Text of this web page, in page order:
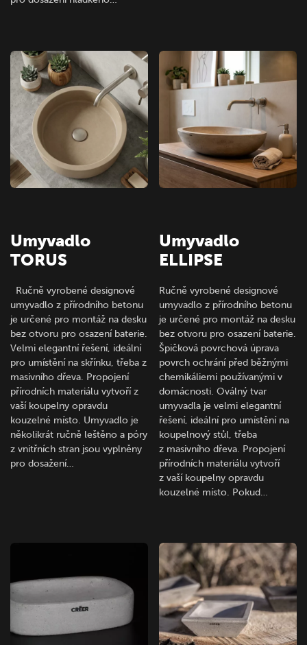
Umyvadlo
TORUS
Ručně vyrobené designové
umyvadlo z přírodního betonu
je určené pro montáž na desku
bez otvoru pro osazení baterie.
Velmi elegantní řešení, ideální
pro umístění na skřínku, třeba z
masivního dřeva. Propojení
přírodních materiálu vytvoří z
vaší koupelny opravdu
kouzelné místo. Umyvadlo je
několikrát ručně leštěno a póry
z vnitřních stran jsou vyplněny
pro dosažení…
Umyvadlo
ELLIPSE
Ručně vyrobené designové
umyvadlo z přírodního betonu
je určené pro montáž na desku
bez otvoru pro osazení baterie.
Špičková povrchová úprava
povrch ochrání před běžnými
chemikáliemi používanými v
domácnosti. Oválný tvar
umyvadla je velmi elegantní
řešení, ideální pro umístění na
koupelnový stůl, třeba
z masivního dřeva. Propojení
přírodních materiálu vytvoří
z vaší koupelny opravdu
kouzelné místo. Pokud…